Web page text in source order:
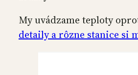
My uvádzame teploty
detaily a rôzne stanice si